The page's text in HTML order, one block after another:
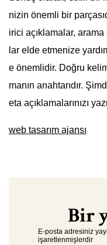
nizin önemli bir
irici açıklamalar,
lar elde etmenize
e önemlidir. Doğru
manın anahtarıdır.
eta açıklamalarınızı
web tasarım ajansı
Bir
E-posta adresiniz
işaretlenmişlerdir